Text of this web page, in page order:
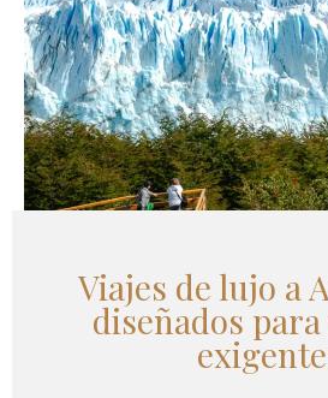
Viajes de lujo a
diseñados